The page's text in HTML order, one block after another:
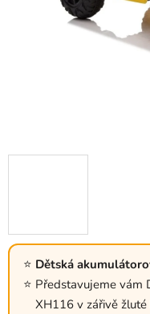
Dětská
Představujeme vám
XH116 v zářivě žluté